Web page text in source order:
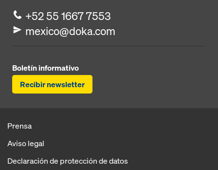
+52 55 1667 7553
mexico@doka.com
Boletín informativo
Recibir newsletter
Prensa
Aviso legal
Declaración de protección de datos